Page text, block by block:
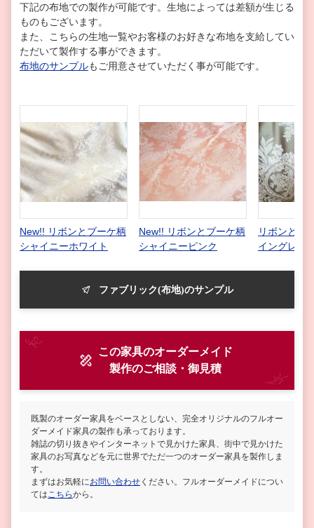
下記の布地での製作が可能です。生地によっては差額が生じる
ものもございます。
また、こちらの生地一覧やお客様のお好きな布地を支給してい
ただいて製作する事ができます。
布地のサンプルもご用意させていただく事が可能です。
New!! リボンとブーケ柄
シャイニーホワイト
New!! リボンとブーケ柄
シャイニーピンク
リボンとブ
イングレー
ファブリック(布地)のサンプル
この家具のオーダーメイド
製作のご相談・御見積
既製のオーダー家具をベースとしない、完全オリジナルのフルオー
ダーメイド家具の製作も承っております。
雑誌の切り抜きやインターネットで見かけた家具、街中で見かけた
家具のお写真などを元に世界でただ一つのオーダー家具を製作しま
す。
まずはお気軽にお問い合わせ ください。フルオーダーメイドについ
ては こちらから。